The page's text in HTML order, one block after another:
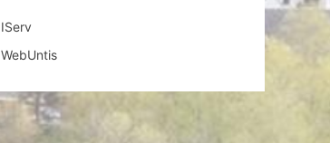
IServ
WebUntis